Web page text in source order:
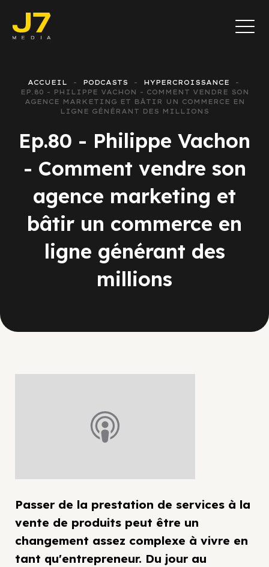
ACCUEIL PODCASTS
HYPERCROISSANCE
EP.80 - PHILIPPE VACHON - COMMENT VENDRE SON
AGENCE MARKETING ET BÂTIR UN COMMERCE EN
LIGNE GÉNÉRANT DES MILLIONS
Ep.80 - Philippe Vachon
- Comment vendre son
agence marketing et
bâtir un commerce en
ligne générant des
millions
Passer de la prestation de services à la
vente de produits peut être un
changement assez complexe à vivre en
tant qu'entrepreneur. Du jour au